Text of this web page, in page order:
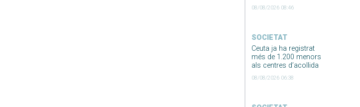
08/08/2026 08:46
SOCIETAT
Ceuta ja ha registrat
més de 1.200 menors
als centres d’acollida
08/08/2026 06:38